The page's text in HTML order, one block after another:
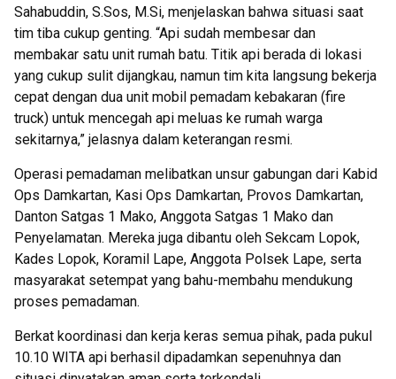
Sahabuddin, S.Sos, M.Si, menjelaskan bahwa situasi saat
tim tiba cukup genting. “Api sudah membesar dan
membakar satu unit rumah batu. Titik api berada di lokasi
yang cukup sulit dijangkau, namun tim kita langsung bekerja
cepat dengan dua unit mobil pemadam kebakaran (fire
truck) untuk mencegah api meluas ke rumah warga
sekitarnya,” jelasnya dalam keterangan resmi.
Operasi pemadaman melibatkan unsur gabungan dari Kabid
Ops Damkartan, Kasi Ops Damkartan, Provos Damkartan,
Danton Satgas 1 Mako, Anggota Satgas 1 Mako dan
Penyelamatan. Mereka juga dibantu oleh Sekcam Lopok,
Kades Lopok, Koramil Lape, Anggota Polsek Lape, serta
masyarakat setempat yang bahu-membahu mendukung
proses pemadaman.
Berkat koordinasi dan kerja keras semua pihak, pada pukul
10.10 WITA api berhasil dipadamkan sepenuhnya dan